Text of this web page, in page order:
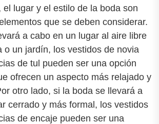
el lugar y el estilo de la boda son
que se deben considerar.
a cabo en un lugar al aire libre
o un jardín, los vestidos de novia
de tul pueden ser una opción
ofrecen un aspecto más relajado y
otro lado, si la boda se llevará a
cerrado y más formal, los vestidos
de encaje pueden ser una